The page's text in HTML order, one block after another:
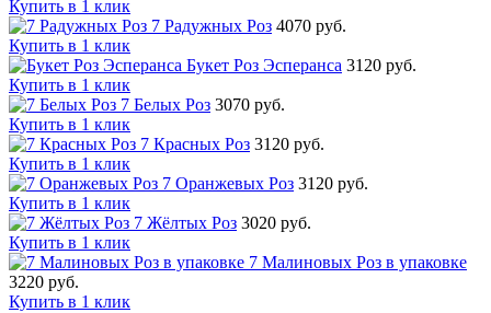
Купить в 1 клик
7 Радужных Роз 4070 руб.
Купить в 1 клик
Букет Роз Эсперанса 3120 руб.
Купить в 1 клик
7 Белых Роз 3070 руб.
Купить в 1 клик
7 Красных Роз 3120 руб.
Купить в 1 клик
7 Оранжевых Роз 3120 руб.
Купить в 1 клик
7 Жёлтых Роз 3020 руб.
Купить в 1 клик
7 Малиновых Роз в упаковке
3220 руб.
Купить в 1 клик